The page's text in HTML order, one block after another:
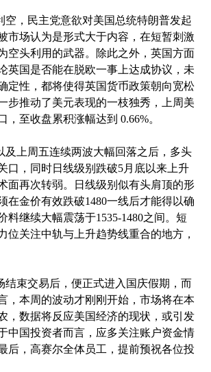
空，民主党意欲对美国总统特朗普发起
市场认为是形式大于内容，在短暂刺激
空头利用的武器。除此之外，英国方面
英国是否能在脱欧一事上达成协议，未
定性，都将使得英国货币政策朝向宽松
步推动了美元表现的一枝独秀，上周美
，至收盘累积涨幅达到 0.66%。
及上周五连续两波大幅回落之后，多头
口，同时日线级别跌破5月底以来上升
面再次转弱。日线级别似有头肩顶的形
在金价有效跌破1480一线后才能得以确
料继续大幅震荡于1535-1480之间。短
位关注中轨与上升趋势线重合的地方，
结束交易后，便正式进入国庆假期，而
，本周的波动才刚刚开始，市场将在本
，数据将反应美国经济的现状，或引发
中国投资者而言，应多关注账户资金情
后，高赛尔全体员工，提前预祝各位投